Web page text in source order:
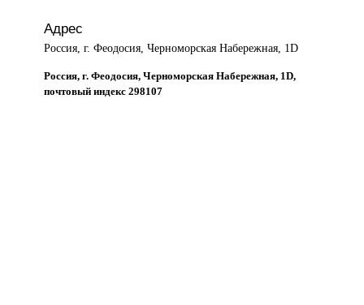
Адрес
Россия, г. Феодосия, Черноморская Набережная, 1D
Россия, г. Феодосия, Черноморская Набережная, 1D,
почтовый индекс 298107